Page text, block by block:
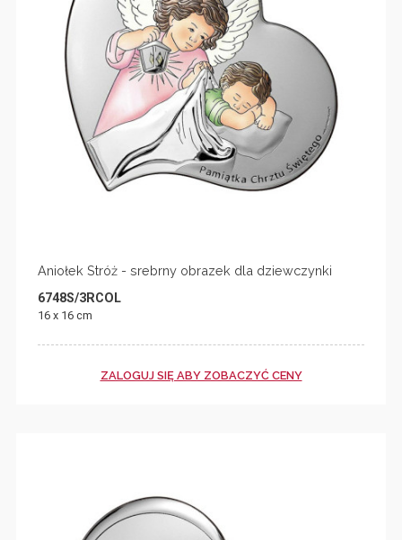
Aniołek Stróż - srebrny obrazek dla dziewczynki
6748S/3RCOL
16 x 16 cm
ZALOGUJ SIĘ ABY ZOBACZYĆ CENY